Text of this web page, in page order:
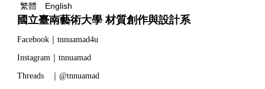
繁體 English
國立臺南藝術大學 材質創作與設計系
Facebook｜tnnuamad4u
Instagram｜tnnuamad
Threads ｜@tnnuamad